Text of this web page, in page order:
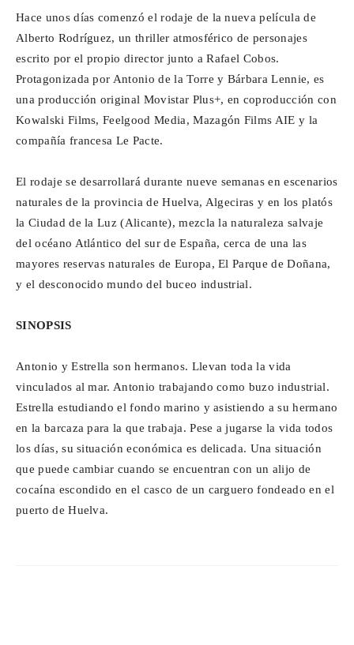
Hace unos días comenzó el rodaje de la nueva película de
Alberto Rodríguez, un thriller atmosférico de personajes
escrito por el propio director junto a Rafael Cobos.
Protagonizada por Antonio de la Torre y Bárbara Lennie, es
una producción original Movistar Plus+, en coproducción con
Kowalski Films, Feelgood Media, Mazagón Films AIE y la
compañía francesa Le Pacte.
El rodaje se desarrollará durante nueve semanas en escenarios
naturales de la provincia de Huelva, Algeciras y en los platós
la Ciudad de la Luz (Alicante), mezcla la naturaleza salvaje
del océano Atlántico del sur de España, cerca de una las
mayores reservas naturales de Europa, El Parque de Doñana,
y el desconocido mundo del buceo industrial.
SINOPSIS
Antonio y Estrella son hermanos. Llevan toda la vida
vinculados al mar. Antonio trabajando como buzo industrial.
Estrella estudiando el fondo marino y asistiendo a su hermano
en la barcaza para la que trabaja. Pese a jugarse la vida todos
los días, su situación económica es delicada. Una situación
que puede cambiar cuando se encuentran con un alijo de
cocaína escondido en el casco de un carguero fondeado en el
puerto de Huelva.